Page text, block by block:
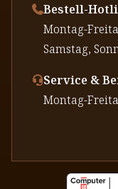
Bestell-
⁠Montag-
⁠Samstag,
Service &
⁠Montag-